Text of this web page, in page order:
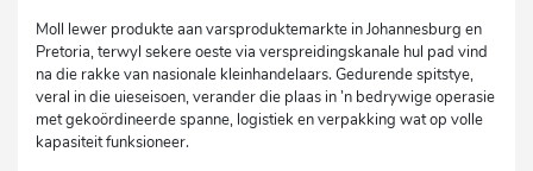
Moll lewer produkte aan varsproduktemarkte in Johannesburg en
Pretoria, terwyl sekere oeste via verspreidingskanale hul pad vind
na die rakke van nasionale kleinhandelaars. Gedurende spitstye,
veral in die uieseisoen, verander die plaas in ’n bedrywige operasie
met gekoördineerde spanne, logistiek en verpakking wat op volle
kapasiteit funksioneer.